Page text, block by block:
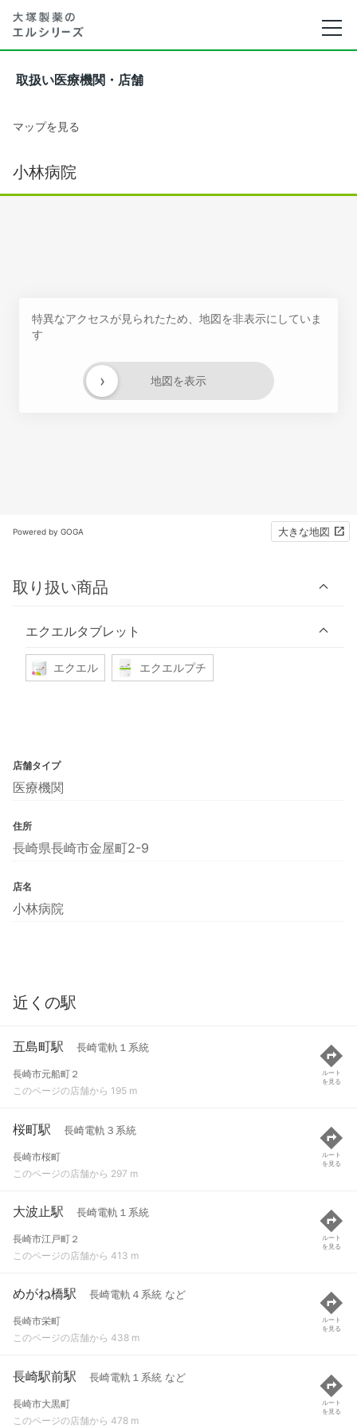
取扱い医療機関・店舗
マップを見る
小林病院
特異なアクセスが見られたため、地図を非表示にしていま
す
地図を表示
›
Powered by GOGA 大きな地図
取り扱い商品
エクエルタブレット
エクエル エクエルプチ
店舗タイプ
医療機関
住所
長崎県長崎市金屋町2-9
店名
小林病院
近くの駅
五島町駅 長崎電軌１系統
長崎市元船町２
このページの店舗から 195 m
ルート
を見る
桜町駅 長崎電軌３系統
長崎市桜町
このページの店舗から 297 m
ルート
を見る
大波止駅 長崎電軌１系統
長崎市江戸町２
このページの店舗から 413 m
ルート
を見る
めがね橋駅 長崎電軌４系統 など
長崎市栄町
このページの店舗から 438 m
ルート
を見る
長崎駅前駅 長崎電軌１系統 など
長崎市大黒町
このページの店舗から 478 m
ルート
を見る